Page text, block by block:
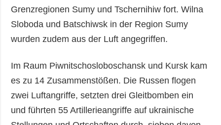
Grenzregionen Sumy und Tschernihiw fort. Wilna
Sloboda und Batschiwsk in der Region Sumy
wurden zudem aus der Luft angegriffen.
Im Raum Piwnitschosloboschansk und Kursk kam
es zu 14 Zusammenstößen. Die Russen flogen
zwei Luftangriffe, setzten drei Gleitbomben ein
und führten 55 Artillerieangriffe auf ukrainische